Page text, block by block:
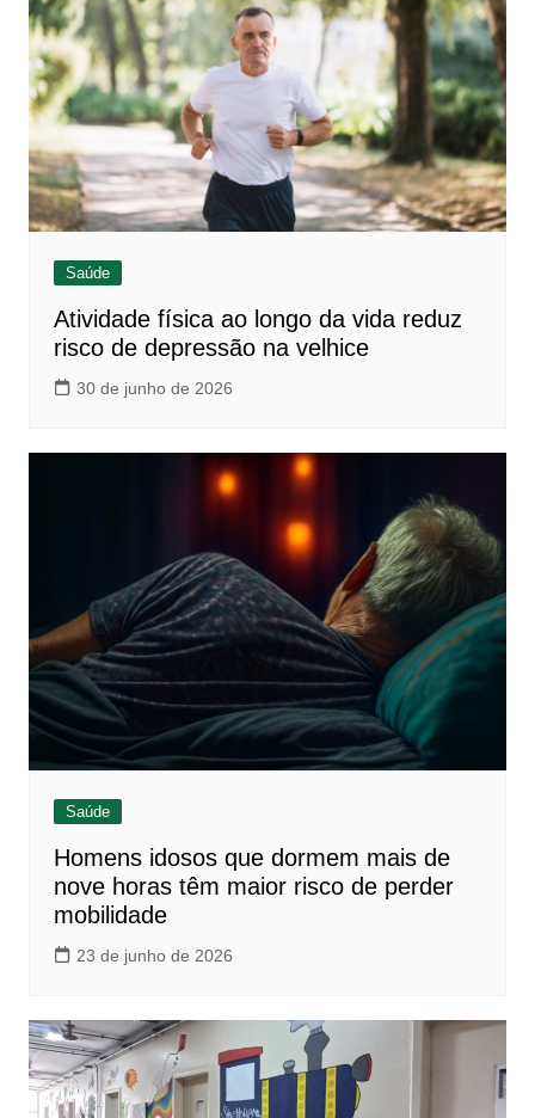
Saúde
Atividade física ao longo da vida reduz
risco de depressão na velhice
30 de junho de 2026
Saúde
Homens idosos que dormem mais de
nove horas têm maior risco de perder
mobilidade
23 de junho de 2026